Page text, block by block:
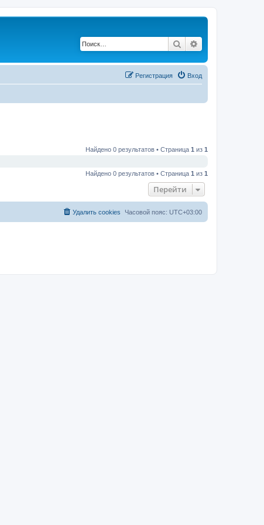
Поиск
Вход
Регистрация
Найдено 0 результатов • Страница 1 из 1
Найдено 0 результатов • Страница 1 из 1
Перейти
Часовой пояс: UTC+03:00
Удалить cookies